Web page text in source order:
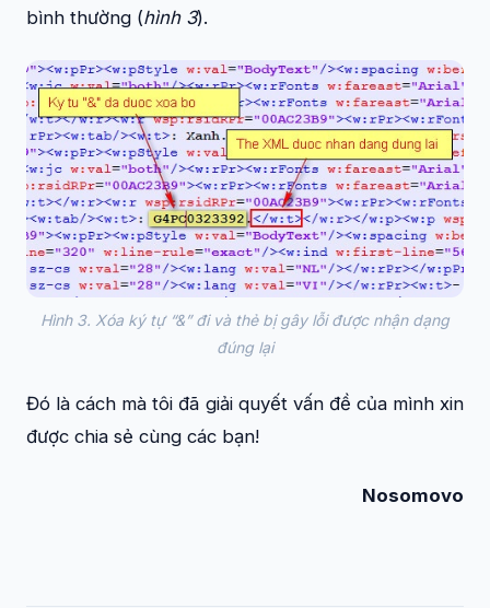
bình thường (hình 3).
Hình 3. Xóa ký tự “&” đi và thẻ bị gây lỗi được nhận dạng
đúng lại
Đó là cách mà tôi đã giải quyết vấn đề của mình xin
được chia sẻ cùng các bạn!
Nosomovo